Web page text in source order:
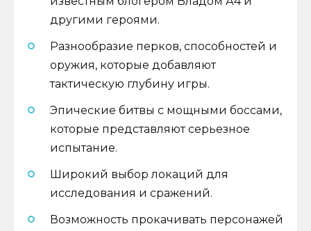
другими героями.
Разнообразие перков, способностей и
оружия, которые добавляют
тактическую глубину игры.
Эпические битвы с мощными боссами,
которые представляют серьезное
испытание.
Широкий выбор локаций для
исследования и сражений.
Возможность прокачивать персонажей